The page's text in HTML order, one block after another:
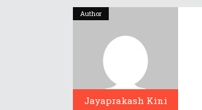
Author
Jayaprakash Kini